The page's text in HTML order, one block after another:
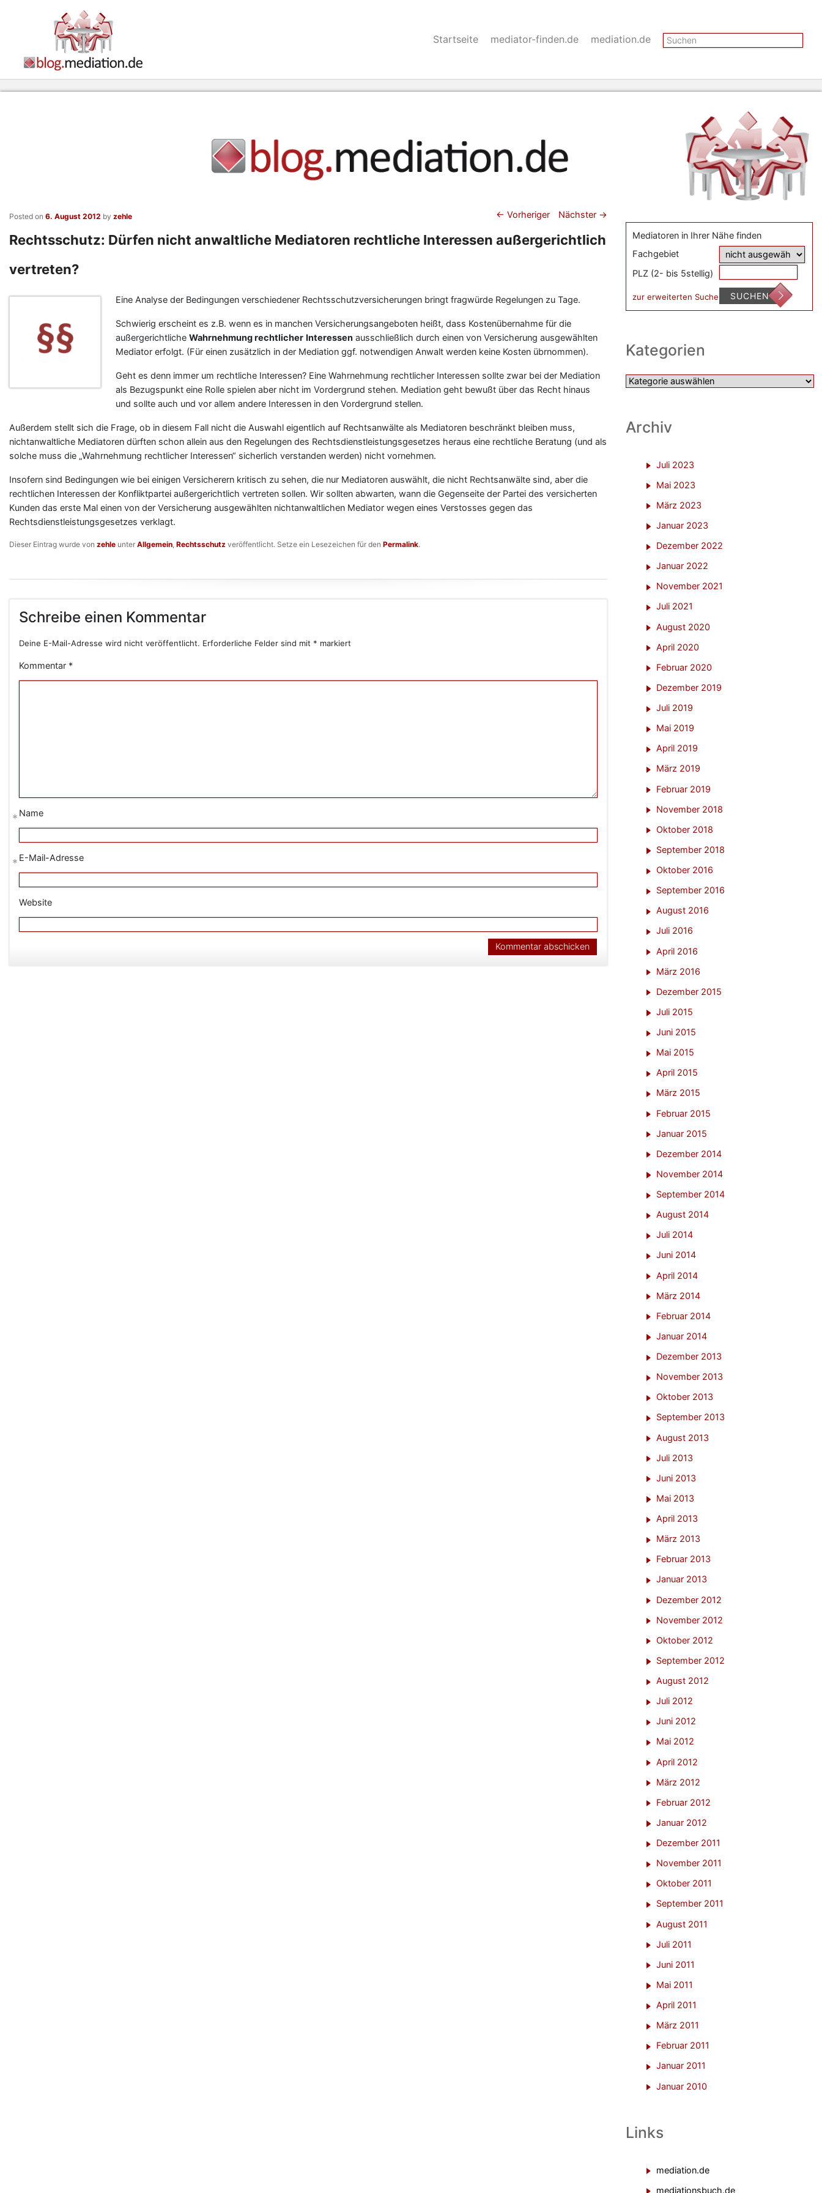
Startseite mediator-finden.de mediation.de Suchen
Beitragsnavigation
← Vorheriger Nächster →
Rechtsschutz: Dürfen nicht anwaltliche Mediatoren rechtliche Interessen außergerichtlich
vertreten?
Posted on 6. August 2012 by zehle
Eine Analyse der Bedingungen verschiedener Rechtsschutzversicherungen bringt fragwürde Regelungen zu Tage.
Schwierig erscheint es z.B. wenn es in manchen Versicherungsangeboten heißt, dass Kostenübernahme für die
außergerichtliche Wahrnehmung rechtlicher Interessenausschließlich durch einen von Versicherung ausgewählten
Mediator erfolgt. (Für einen zusätzlich in der Mediation ggf. notwendigen Anwalt werden keine Kosten übrnommen).
Geht es denn immer um rechtliche Interessen? Eine Wahrnehmung rechtlicher Interessen sollte zwar bei der Mediation
als Bezugspunkt eine Rolle spielen aber nicht im Vordergrund stehen. Mediation geht bewußt über das Recht hinaus
und sollte auch und vor allem andere Interessen in den Vordergrund stellen.
Außerdem stellt sich die Frage, ob in diesem Fall nicht die Auswahl eigentlich auf Rechtsanwälte als Mediatoren beschränkt bleiben muss,
nichtanwaltliche Mediatoren dürften schon allein aus den Regelungen des Rechtsdienstleistungsgesetzes heraus eine rechtliche Beratung (und als
solche muss die „Wahrnehmung rechtlicher Interessen“ sicherlich verstanden werden) nicht vornehmen.
Insofern sind Bedingungen wie bei einigen Versicherern kritisch zu sehen, die nur Mediatoren auswählt, die nicht Rechtsanwälte sind, aber die
rechtlichen Interessen der Konfliktpartei außergerichtlich vertreten sollen. Wir sollten abwarten, wann die Gegenseite der Partei des versicherten
Kunden das erste Mal einen von der Versicherung ausgewählten nichtanwaltlichen Mediator wegen eines Verstosses gegen das
Rechtsdienstleistungsgesetzes verklagt.
Dieser Eintrag wurde von zehle unter Allgemein Rechtsschutz veröffentlicht. Setze ein Lesezeichen für den Permalink.
Schreibe einen Kommentar
Deine E-Mail-Adresse wird nicht veröffentlicht. Erforderliche Felder sind mit * markiert
Kommentar *
Name
*
E-Mail-Adresse
*
Website
Mediatoren in Ihrer Nähe finden
Fachgebiet
PLZ (2- bis 5stellig)
zur erweiterten Suche SUCHEN
Kategorien
Kategorien
Archiv
Juli 2023
Mai 2023
März 2023
Januar 2023
Dezember 2022
Januar 2022
November 2021
Juli 2021
August 2020
April 2020
Februar 2020
Dezember 2019
Juli 2019
Mai 2019
April 2019
März 2019
Februar 2019
November 2018
Oktober 2018
September 2018
Oktober 2016
September 2016
August 2016
Juli 2016
April 2016
März 2016
Dezember 2015
Juli 2015
Juni 2015
Mai 2015
April 2015
März 2015
Februar 2015
Januar 2015
Dezember 2014
November 2014
September 2014
August 2014
Juli 2014
Juni 2014
April 2014
März 2014
Februar 2014
Januar 2014
Dezember 2013
November 2013
Oktober 2013
September 2013
August 2013
Juli 2013
Juni 2013
Mai 2013
April 2013
März 2013
Februar 2013
Januar 2013
Dezember 2012
November 2012
Oktober 2012
September 2012
August 2012
Juli 2012
Juni 2012
Mai 2012
April 2012
März 2012
Februar 2012
Januar 2012
Dezember 2011
November 2011
Oktober 2011
September 2011
August 2011
Juli 2011
Juni 2011
Mai 2011
April 2011
März 2011
Februar 2011
Januar 2011
Januar 2010
Links
mediation.de
mediationsbuch.de